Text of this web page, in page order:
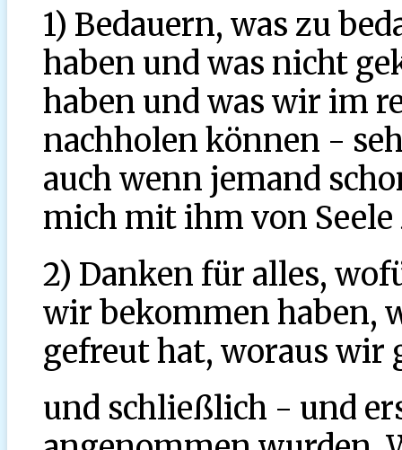
1) Bedauern, was zu
haben und was nicht
haben und was wir im
nachholen können -
auch wenn jemand
mich mit ihm von Seele
2) Danken für alles,
wir bekommen haben,
gefreut hat, woraus wir
und schließlich - und